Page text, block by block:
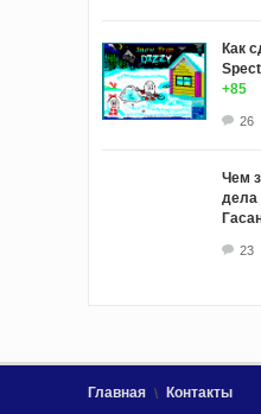
Как
+85
26
Чем
дела
23
Главная Контакты